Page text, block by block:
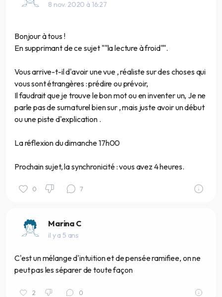
8 nov. 2020 à 16:27
Bonjour à tous !
En supprimant de ce sujet ""la lecture à froid"".
Vous arrive-t-il d'avoir une vue , réaliste sur des choses qui
vous sont étrangères : prédire ou prévoir,
Il faudrait que je trouve le bon mot ou en inventer un, Je ne
parle pas de surnaturel bien sur , mais juste avoir un début
ou une piste d'explication .
La réflexion du dimanche 17h00
Prochain sujet, la synchronicité : vous avez 4 heures.
0 7
Marina C
il y a 5 ans
C'est un mélange d'intuition et de pensée ramifiee, on ne
peut pas les séparer de toute façon
2 0